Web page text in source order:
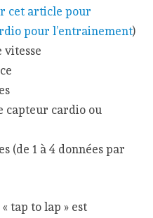
cet article pour
pour l’entrainement)
vitesse
capteur cardio ou
(de 1 à 4 données par
tap to lap » est